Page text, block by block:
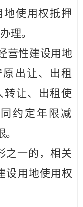
地使用权抵押
理。
营性建设用地
原出让、出租
转让、出租使
约定年限减
。
之一的，相关
设用地使用权